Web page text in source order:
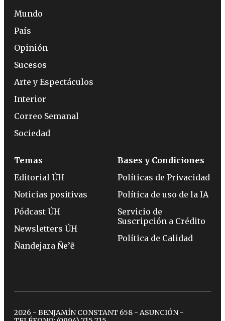
Mundo
País
Opinión
Sucesos
Arte y Espectáculos
Interior
Correo Semanal
Sociedad
Temas
Editorial ÚH
Noticias positivas
Pódcast ÚH
Newsletters ÚH
Ñandejara Ñe’ẽ
Bases y Condiciones
Políticas de Privacidad
Política de uso de la IA
Servicio de
Suscripción a Crédito
Política de Calidad
2026 - BENJAMÍN CONSTANT 658 - ASUNCIÓN -